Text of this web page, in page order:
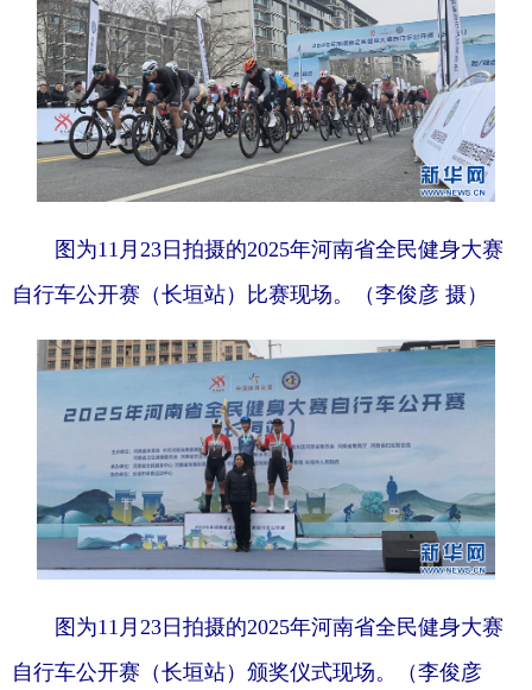
Português
图为11月23日拍摄的2025年河南省全民健身大赛
自行车公开赛（长垣站）比赛现场。（李俊彦 摄）
图为11月23日拍摄的2025年河南省全民健身大赛
自行车公开赛（长垣站）颁奖仪式现场。（李俊彦